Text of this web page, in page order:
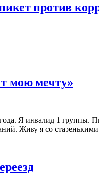
против
мою мечту»
Я инвалид 1 группы.
Живу я со